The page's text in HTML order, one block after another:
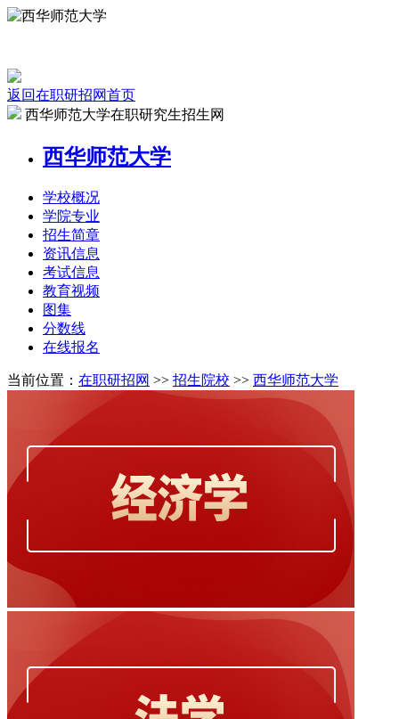
返回在职研招网首页
西华师范大学在职研究生招生网
西华师范大学
学校概况
学院专业
招生简章
资讯信息
考试信息
教育视频
图集
分数线
在线报名
当前位置： 在职研招网 >> 招生院校 >> 西华师范大学